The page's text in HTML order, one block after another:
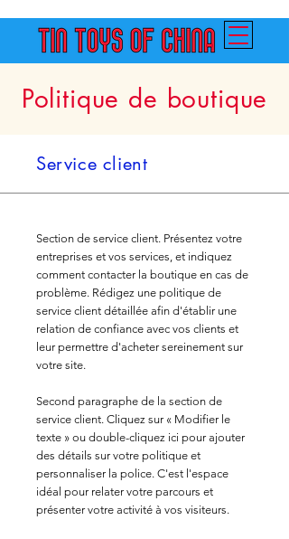
Politique de boutique
Service client
Section de service client. Présentez votre
entreprises et vos services, et indiquez
comment contacter la boutique en cas de
problème. Rédigez une politique de
service client détaillée afin d'établir une
relation de confiance avec vos clients et
leur permettre d'acheter sereinement sur
votre site.
Second paragraphe de la section de
service client. Cliquez sur « Modifier le
texte » ou double-cliquez ici pour ajouter
des détails sur votre politique et
personnaliser la police. C'est l'espace
idéal pour relater votre parcours et
présenter votre activité à vos visiteurs.